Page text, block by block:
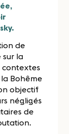
de
sur la
contextes
Bohême
objectif
négligés
de